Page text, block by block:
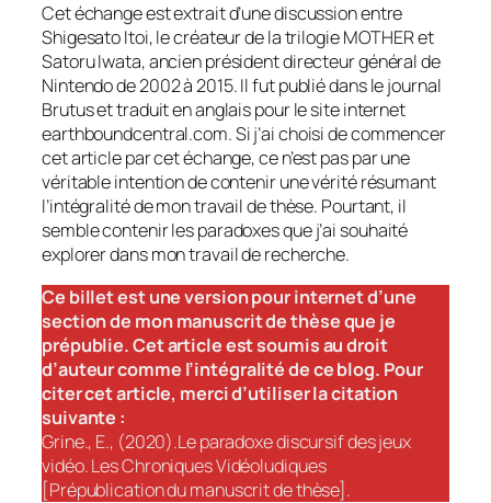
Cet échange est extrait d’une discussion entre
Shigesato Itoi, le créateur de la trilogie MOTHER et
Satoru Iwata, ancien président directeur général de
Nintendo de 2002 à 2015. Il fut publié dans le journal
Brutus et traduit en anglais pour le site internet
earthboundcentral.com. Si j’ai choisi de commencer
cet article par cet échange, ce n’est pas par une
véritable intention de contenir une vérité résumant
l’intégralité de mon travail de thèse. Pourtant, il
semble contenir les paradoxes que j’ai souhaité
explorer dans mon travail de recherche.
Ce billet est une version pour internet d’une
section de mon manuscrit de thèse que je
prépublie. Cet article est soumis au droit
d’auteur comme l’intégralité de ce blog. Pour
citer cet article, merci d’utiliser la citation
suivante :
Grine., E., (2020).Le paradoxe discursif des jeux
vidéo. Les Chroniques Vidéoludiques
[Prépublication du manuscrit de thèse].